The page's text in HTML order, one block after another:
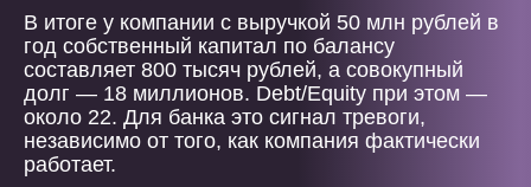
В итоге у компании с выручкой 50 млн рублей в
год собственный капитал по балансу
составляет 800 тысяч рублей, а совокупный
долг — 18 миллионов. Debt/Equity при этом —
около 22. Для банка это сигнал тревоги,
независимо от того, как компания фактически
работает.